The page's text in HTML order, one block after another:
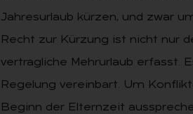
Jahresurlaub kürzen, und zwar
Recht zur Kürzung ist nicht nur
vertragliche Mehrurlaub erfasst.
Regelung vereinbart. Um
Beginn der Elternzeit